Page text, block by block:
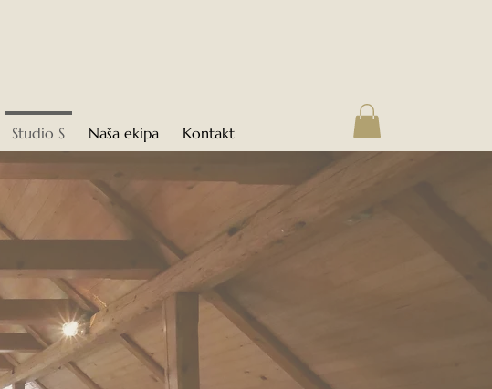
Studio S Naša ekipa Kontakt